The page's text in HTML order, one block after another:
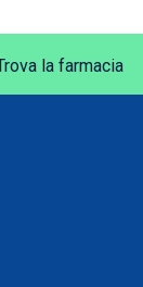
la farmacia